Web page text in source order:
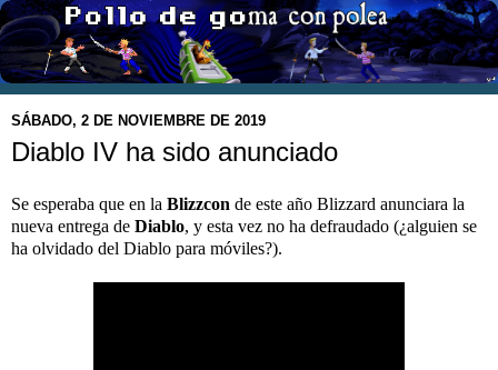
SÁBADO, 2 DE NOVIEMBRE DE 2019
Diablo IV ha sido anunciado
Se esperaba que en la Blizzcon de este año Blizzard anunciara la
nueva entrega de Diablo, y esta vez no ha defraudado (¿alguien se
ha olvidado del Diablo para móviles?).